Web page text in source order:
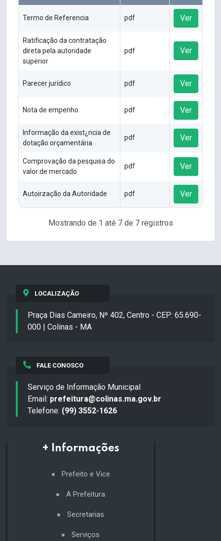
Termo de Referencia pdf Ver
Ratificação da contratação
direta pela autoridade
superior
pdf Ver
Parecer jurídico pdf Ver
Nota de empenho pdf Ver
Informação da exist¿ncia de
dotação orçamentária
pdf Ver
Comprovação da pesquisa do
valor de mercado
pdf Ver
Autoirzação da Autoridade pdf Ver
Mostrando de 1 até 7 de 7 registros
LOCALIZAÇÃO
Praça Dias Carneiro, Nº 402, Centro - CEP: 65.690-
000 | Colinas - MA
FALE CONOSCO
Serviço de Informação Municipal
Email: prefeitura@colinas.ma.gov.br
Telefone: (99) 3552-1626
+ Informações
Prefeito e Vice
A Prefeitura
Secretarias
Serviços